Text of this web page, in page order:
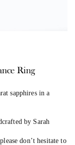
Ring
sapphires in a
by Sarah
don’t hesitate to